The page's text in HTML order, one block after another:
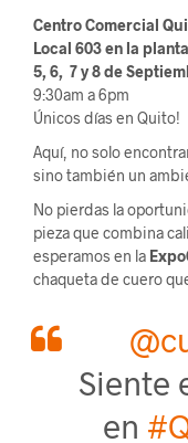
CentroComercial
Local 603 en la
5, 6, 7 y 8 de
9:30am a 6pm
Únicos días en Quito!
Aquí, no solo
sino también un
No pierdas la
pieza que combina
esperamos en la
chaqueta de cuero
Siente
en